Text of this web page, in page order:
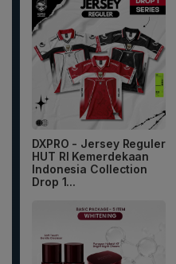
DXPRO - Jersey Reguler
HUT RI Kemerdekaan
Indonesia Collection
Drop 1...